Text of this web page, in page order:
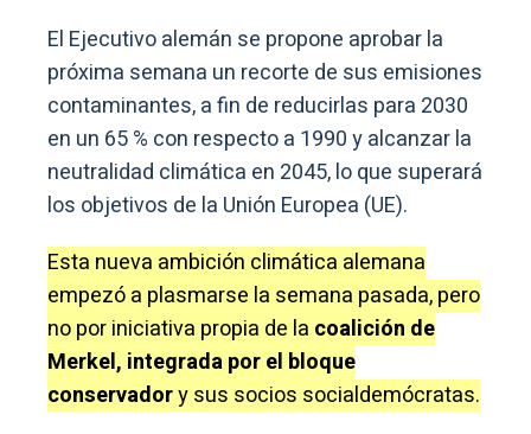
El Ejecutivo alemán se propone aprobar la
próxima semana un recorte de sus emisiones
contaminantes, a fin de reducirlas para 2030
en un 65 % con respecto a 1990 y alcanzar la
neutralidad climática en 2045, lo que superará
los objetivos de la Unión Europea (UE).
Esta nueva ambición climática alemana
empezó a plasmarse la semana pasada, pero
no por iniciativa propia de la coalición de
Merkel, integrada por el bloque
conservadory sus socios socialdemócratas.